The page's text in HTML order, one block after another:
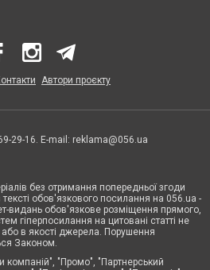
Автори проєкту
29-16. E-mail: reklama@056.ua
без отримання попередньої згоди
обов'язкового посилання на 056.ua -
видань обов'язкове розміщення прямого,
гіперпосилання на цитовані статті не
або в якості джерела. Порушення
Законом.
компаній", "Промо", "Партнерський